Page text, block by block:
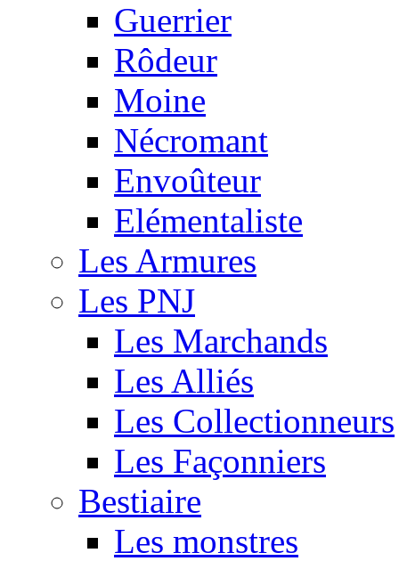
Guerrier
Rôdeur
Moine
Nécromant
Envoûteur
Elémentaliste
Les Armures
Les PNJ
Les Marchands
Les Alliés
Les Collectionneurs
Les Façonniers
Bestiaire
Les monstres